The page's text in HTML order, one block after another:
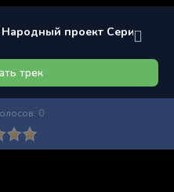
проект Серия 25
трек
0